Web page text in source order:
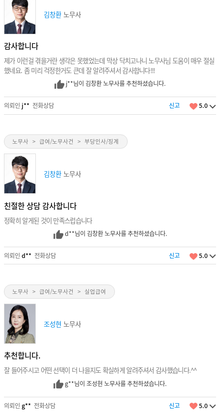
김창환 노무사
감사합니다
제가 이런걸 겪을거란 생각은 못했었는데 막상 닥치고나니 노무사님 도움이 매우 절실
했네요. 좀 미리 걱정한거도 큰데 잘 알려주셔서 감사합니다!!!
j**님이 김창환 노무사를 추천하셨습니다.
의뢰인 j** 전화상담 신고 5.0
노무사 > 급여/노무사건 > 부당인사/징계
김창환 노무사
친절한 상담 감사합니다
정확히 알게된 것이 만족스럽습니다
d**님이 김창환 노무사를 추천하셨습니다.
의뢰인d** 전화상담 신고 5.0
노무사 > 급여/노무사건 > 실업급여
조성현 노무사
추천합니다.
잘 들어주시고 어떤 선택이 더 나을지도 확실하게 알려주셔서 감사했습니다.^^
g**님이 조성현 노무사를 추천하셨습니다.
의뢰인g** 전화상담 신고 5.0